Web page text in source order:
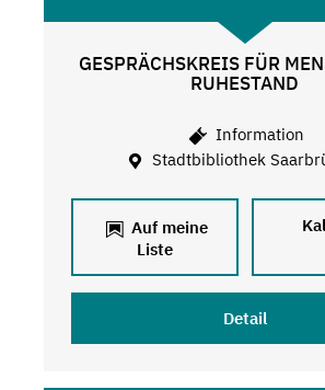
GESPRÄCHSKREIS FÜR
RUHESTAND
Information
Stadtbibliothek
Auf meine
Liste
Detail